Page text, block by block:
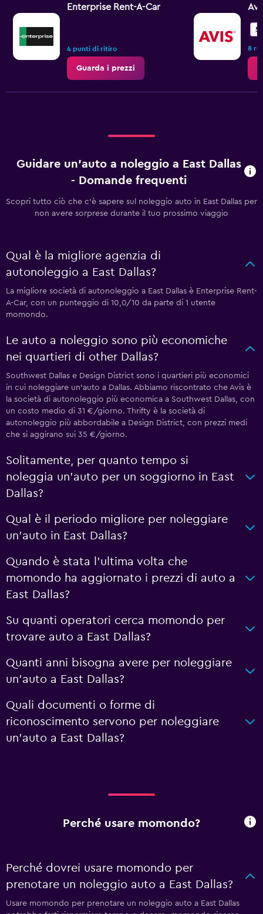
Enterprise Rent-A-Car
4 punti di ritiro
Guarda i prezzi
8
Guidare un'auto a noleggio a East Dallas
- Domande frequenti
Scopri tutto ciò che c'è sapere sul noleggio auto in East Dallas per
non avere sorprese durante il tuo prossimo viaggio
Qual è la migliore agenzia di
autonoleggio a East Dallas?
La migliore società di autonoleggio a East Dallas è Enterprise Rent-
A-Car, con un punteggio di 10,0/10 da parte di 1 utente
momondo.
Le auto a noleggio sono più economiche
nei quartieri di other Dallas?
Southwest Dallas e Design District sono i quartieri più economici
in cui noleggiare un'auto a Dallas. Abbiamo riscontrato che Avis è
la società di autonoleggio più economica a Southwest Dallas, con
un costo medio di 31 €/giorno. Thrifty è la società di
autonoleggio più abbordabile a Design District, con prezzi medi
che si aggirano sui 35 €/giorno.
Solitamente, per quanto tempo si
noleggia un'auto per un soggiorno in East
Dallas?
Qual è il periodo migliore per noleggiare
un'auto in East Dallas?
Quando è stata l'ultima volta che
momondo ha aggiornato i prezzi di auto a
East Dallas?
Su quanti operatori cerca momondo per
trovare auto a East Dallas?
Quanti anni bisogna avere per noleggiare
un'auto a East Dallas?
Quali documenti o forme di
riconoscimento servono per noleggiare
un'auto a East Dallas?
Perché usare momondo?
Perché dovrei usare momondo per
prenotare un noleggio auto a East Dallas?
Usare momondo per prenotare un noleggio auto a East Dallas